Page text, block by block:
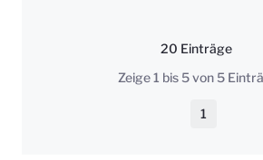
20 Einträge
Pro Seite
Zeige 1 bis 5 von 5
Seite
1